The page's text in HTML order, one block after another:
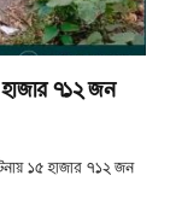
৭১২ জন
১৫ হাজার ৭১২ জন